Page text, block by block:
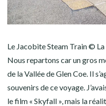
Le Jacobite Steam Train © La
Nous repartons car un gros
de la Vallée de Glen Coe. Il
souvenirs de ce voyage.
le film « Skyfall », mais la